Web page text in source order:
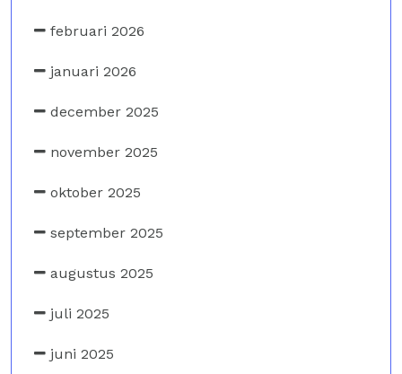
februari 2026
januari 2026
december 2025
november 2025
oktober 2025
september 2025
augustus 2025
juli 2025
juni 2025